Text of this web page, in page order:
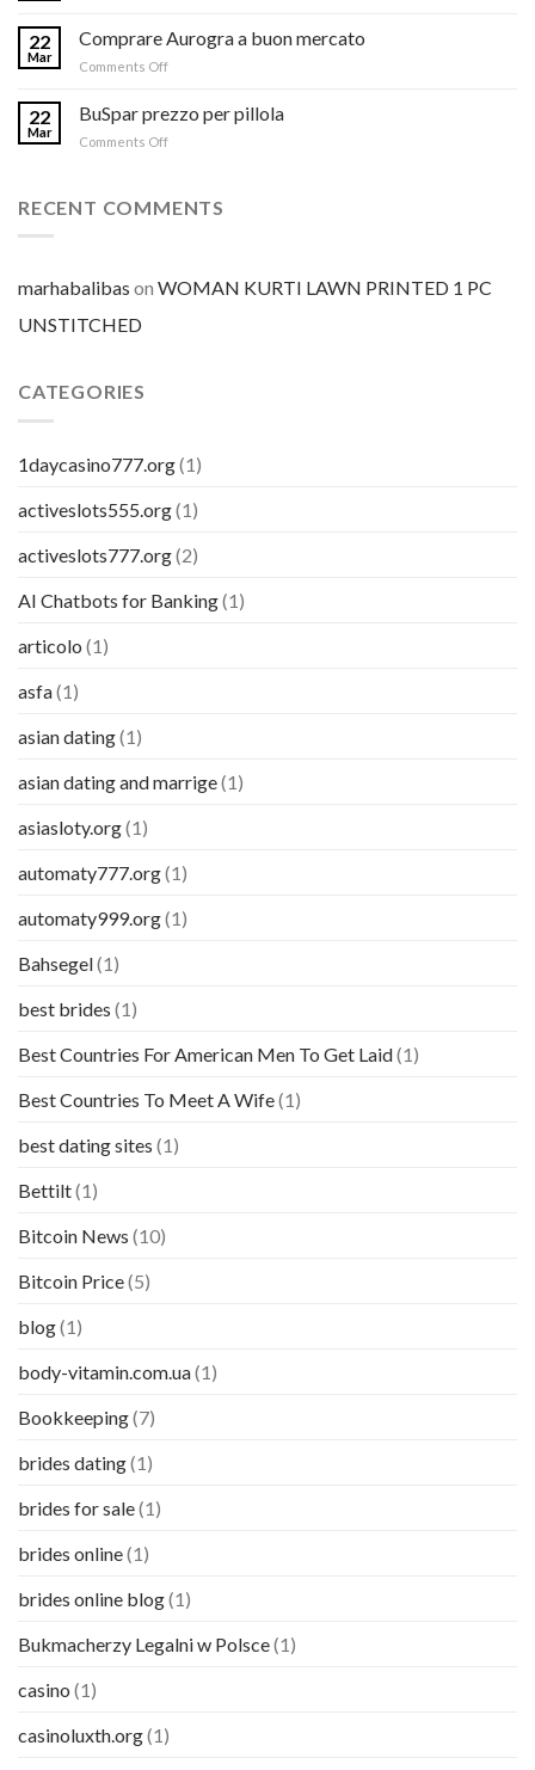
22
Mar
Comprare Aurogra a buon mercato
Comments Offon
a
buon
22
Mar
BuSpar prezzo per pillola
Comments Offon
per
RECENT COMMENTS
marhabalibas on WOMAN KURTI LAWN PRINTED 1 PC
UNSTITCHED
CATEGORIES
1daycasino777.org(1)
activeslots555.org(1)
activeslots777.org(2)
AI Chatbots for Banking(1)
articolo (1)
asfa(1)
asian dating(1)
asian dating and marrige(1)
asiasloty.org(1)
automaty777.org(1)
automaty999.org(1)
Bahsegel(1)
best brides (1)
Best Countries For American Men To Get Laid(1)
Best Countries To Meet A Wife(1)
best dating sites (1)
Bettilt(1)
Bitcoin News (10)
Bitcoin Price(5)
blog(1)
body-vitamin.com.ua(1)
Bookkeeping(7)
brides dating(1)
brides for sale(1)
brides online(1)
brides online blog(1)
Bukmacherzy Legalni w Polsce(1)
casino (1)
casinoluxth.org(1)